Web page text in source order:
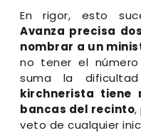
En rigor, esto
Avanza precisa
nombrar a un
no tener el
suma la
kirchnerista
bancas del recinto,
veto de cualquier